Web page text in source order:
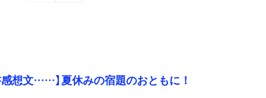
感想文……】夏休みの宿題のおともに！